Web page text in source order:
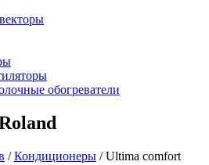
обогреватели
/Кондиционеры / Ultima comfort